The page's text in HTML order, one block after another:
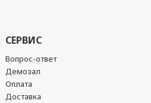
СЕРВИС
Вопрос-ответ
Демозал
Оплата
Доставка